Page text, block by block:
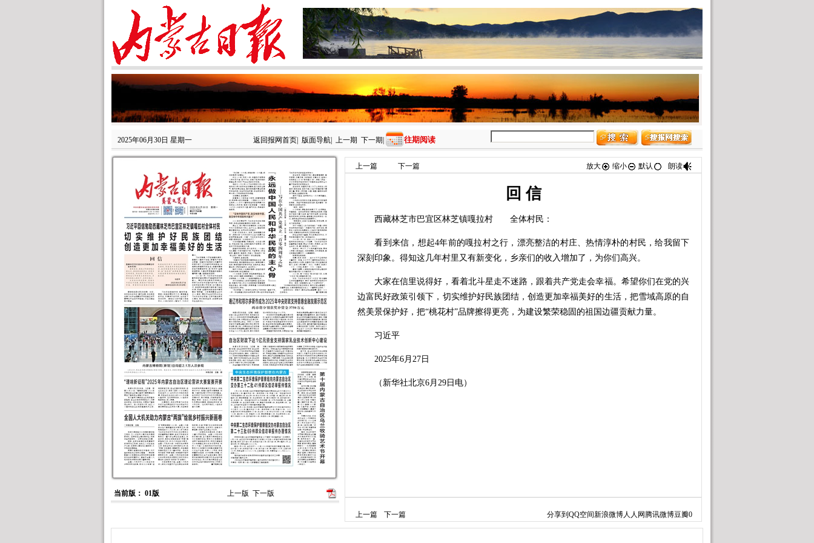
2025年06月30日 星期一 返回报网首页 版面导航 上一期 下一期 往期阅读
当前版： 01版 上一版 下一版
上一篇 下一篇 放大 缩小 默认 朗读
回 信
西藏林芝市巴宜区林芝镇嘎拉村 全体村民：
看到来信，想起4年前的嘎拉村之行，漂亮整洁的村庄、热情淳朴的村民，给我留下
深刻印象。得知这几年村里又有新变化，乡亲们的收入增加了，为你们高兴。
大家在信里说得好，看着北斗星走不迷路，跟着共产党走会幸福。希望你们在党的兴
边富民好政策引领下，切实维护好民族团结，创造更加幸福美好的生活，把雪域高原的自
然美景保护好，把“桃花村”品牌擦得更亮，为建设繁荣稳固的祖国边疆贡献力量。
习近平
2025年6月27日
（新华社北京6月29日电）
上一篇 下一篇 分享到 QQ空间新浪微博人人网 腾讯微博豆瓣0